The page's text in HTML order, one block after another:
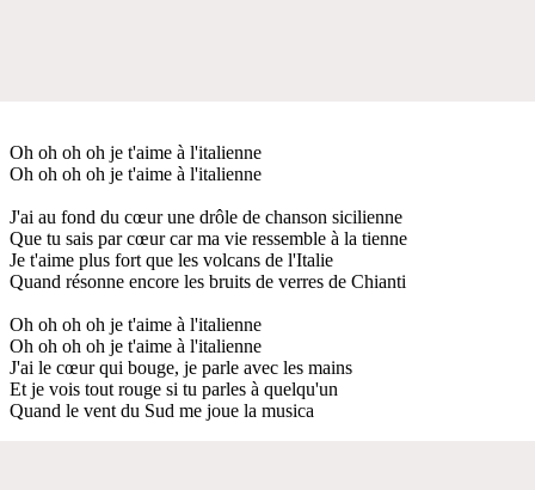
Oh oh oh oh je t'aime à l'italienne
Oh oh oh oh je t'aime à l'italienne
J'ai au fond du cœur une drôle de chanson sicilienne
Que tu sais par cœur car ma vie ressemble à la tienne
Je t'aime plus fort que les volcans de l'Italie
Quand résonne encore les bruits de verres de Chianti
Oh oh oh oh je t'aime à l'italienne
Oh oh oh oh je t'aime à l'italienne
J'ai le cœur qui bouge, je parle avec les mains
Et je vois tout rouge si tu parles à quelqu'un
Quand le vent du Sud me joue la musica